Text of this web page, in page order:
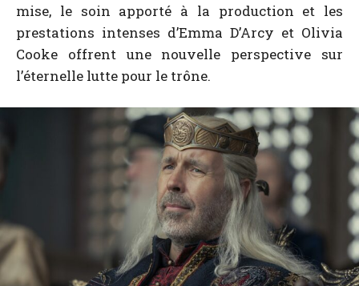
mise, le soin apporté à la production et les
prestations intenses d’Emma D’Arcy et Olivia
Cooke offrent une nouvelle perspective sur
l’éternelle lutte pour le trône.